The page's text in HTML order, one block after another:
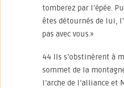
tomberez par l’épée.
êtes détournés de lui,
pas avec vous.»
44 Ils s’obstinèrent à
sommet de la
l’arche de l’alliance et